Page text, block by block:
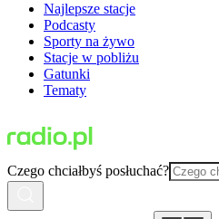
Najlepsze stacje
Podcasty
Sporty na żywo
Stacje w pobliżu
Gatunki
Tematy
Czego chciałbyś posłuchać?